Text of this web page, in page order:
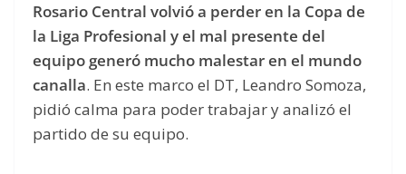
Rosario Central volvió a perder en la Copa de
la Liga Profesional y el mal presente del
equipo generó mucho malestar en el mundo
canalla. En este marco el DT, Leandro Somoza,
pidió calma para poder trabajar y analizó el
partido de su equipo.